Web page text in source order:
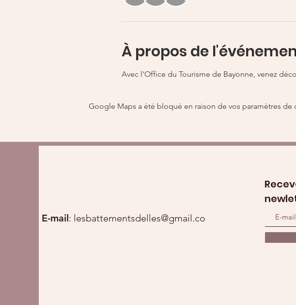
À propos de
Avec l'Office du Tourisme de Bayonne, venez
Google Maps a été bloqué en raison de vos paramètres
E-mail: lesbattementsdelles@gmail.com